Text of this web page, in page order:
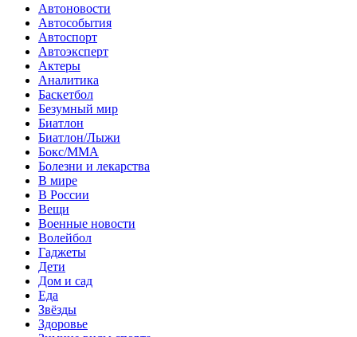
Автоновости
Автособытия
Автоспорт
Автоэксперт
Актеры
Аналитика
Баскетбол
Безумный мир
Биатлон
Биатлон/Лыжи
Бокс/MMA
Болезни и лекарства
В мире
В России
Вещи
Военные новости
Волейбол
Гаджеты
Дети
Дом и сад
Еда
Звёзды
Здоровье